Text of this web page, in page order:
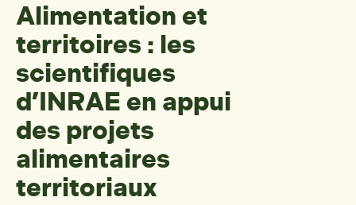
Alimentation et
territoires : les
scientifiques
d’INRAE en appui
des projets
alimentaires
territoriaux